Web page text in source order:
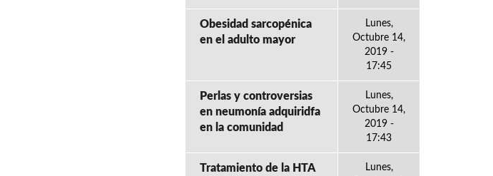
Obesidad sarcopénica
en el adulto mayor
Lunes,
Octubre 14,
2019 -
17:45
Perlas y controversias
en neumonía adquiridfa
en la comunidad
Lunes,
Octubre 14,
2019 -
17:43
Tratamiento de la HTA
Lunes,